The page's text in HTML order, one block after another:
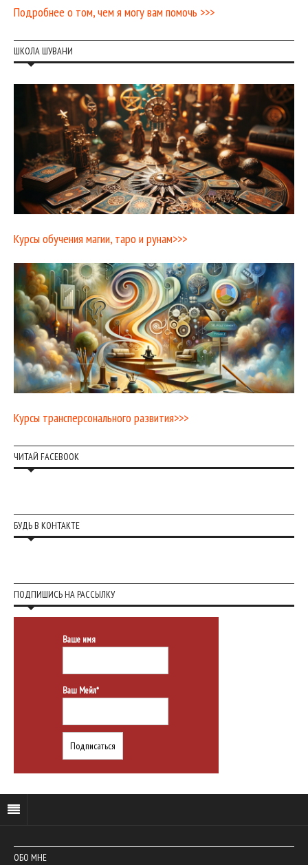
Подробнее о том, чем я могу вам помочь >>>
ШКОЛА ШУВАНИ
Курсы обучения магии, таро и рунам>>>
Курсы трансперсонального развития>>>
ЧИТАЙ FACEBOOK
БУДЬ В КОНТАКТЕ
ПОДПИШИСЬ НА РАССЫЛКУ
Ваше имя
Ваш Мейл*
ОБО МНЕ